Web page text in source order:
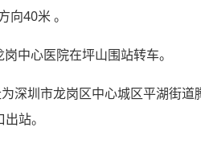
40米 。
中心医院在坪山围站转车。
深圳市龙岗区中心城区平湖街
站。